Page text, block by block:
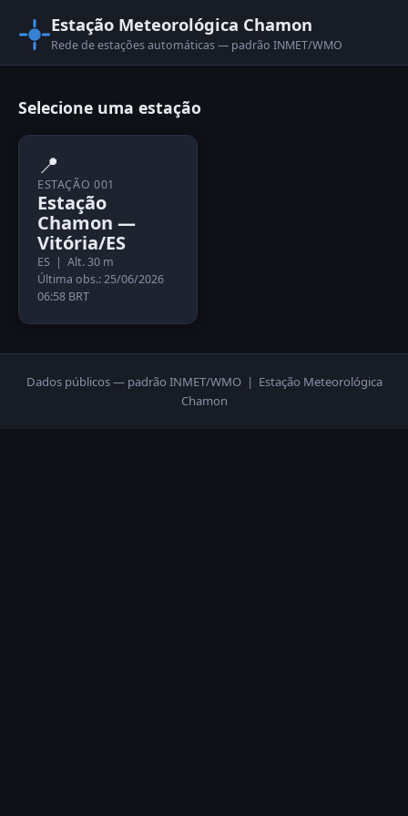
Estação Meteorológica Chamon
Rede de estações automáticas — padrão INMET/WMO
Selecione uma estação
📍
ESTAÇÃO 001
Estação
Chamon —
Vitória/ES
ES | Alt. 30 m
Última obs.: 25/06/2026
06:58 BRT
Dados públicos — padrão INMET/WMO | Estação Meteorológica
Chamon